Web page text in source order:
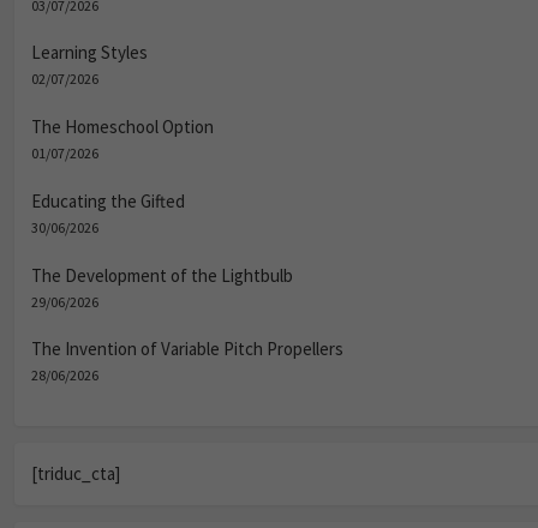
03/07/2026
Learning Styles
02/07/2026
The Homeschool Option
01/07/2026
Educating the Gifted
30/06/2026
The Development of the Lightbulb
29/06/2026
The Invention of Variable Pitch Propellers
28/06/2026
[triduc_cta]